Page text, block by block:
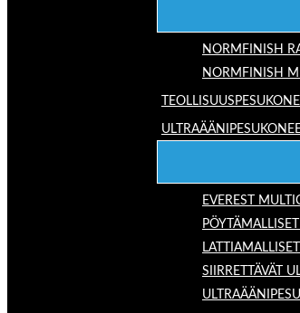
NORMFINISH
NORMFINISH
EVEREST
SIIRRETTÄVÄT